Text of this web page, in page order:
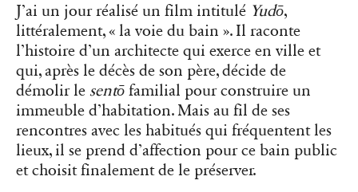
J’ai un jour réalisé un film intitulé Yudō,
littéralement, « la voie du bain ». Il raconte
l’histoire d’un architecte qui exerce en ville et
qui, après le décès de son père, décide de
démolir le sentō familial pour construire un
immeuble d’habitation. Mais au fil de ses
rencontres avec les habitués qui fréquentent les
lieux, il se prend d’affection pour ce bain public
et choisit finalement de le préserver.